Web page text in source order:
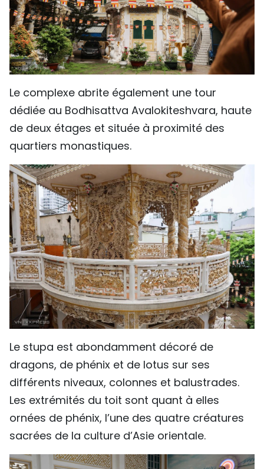
Le complexe abrite également une tour
dédiée au Bodhisattva Avalokiteshvara, haute
de deux étages et située à proximité des
quartiers monastiques.
Le stupa est abondamment décoré de
dragons, de phénix et de lotus sur ses
différents niveaux, colonnes et balustrades.
Les extrémités du toit sont quant à elles
ornées de phénix, l’une des quatre créatures
sacrées de la culture d’Asie orientale.